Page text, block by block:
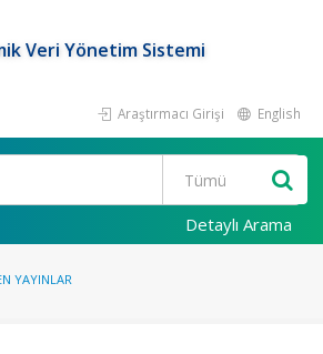
Veri Yönetim Sistemi
Araştırmacı Girişi English
Detaylı Arama
YAYINLAR